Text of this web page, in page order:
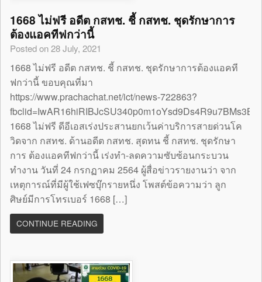
1668 ไม่ฟรี อดีต กสทช. ชี้ กสทช. ชุดรักษาการ
ต้องแอคทีฟกว่านี้
Posted on 28 July, 2021
1668 ไม่ฟรี อดีต กสทช. ชี้ กสทช. ชุดรักษาการต้องแอคที
ฟกว่านี้ ขอบคุณที่มา
https://www.prachachat.net/ict/news-722863?
1668 ไม่ฟรี ดีอีเอสเร่งประสานยกเว้นค่าบริการสายด่วนโค
วิดจาก กสทช. ด้านอดีต กสทช. สุดทน ชี้ กสทช. ชุดรักษา
การ ต้องแอคทีฟกว่านี้ เร่งทำ-ลดความซับซ้อนกระบวน
ทำงาน วันที่ 24 กรกฏาคม 2564 ผู้สื่อข่าวรายงานว่า จาก
เหตุการณ์ที่มีผู้ใช้เฟซบุ๊กรายหนึ่ง โพสต์ข้อความว่า ลูก
ศิษย์มีการโทรเบอร์ 1668 […]
CONTINUE READING